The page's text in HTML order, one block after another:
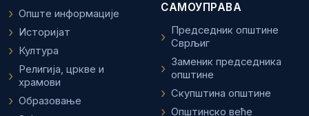
Опште информације
Историјат
Култура
Религија, цркве и
храмови
Образовање
САМОУПРАВА
Председник општине
Сврљиг
Заменик председника
општине
Скупштина општине
Општинско веће